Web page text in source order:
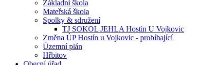
Základní škola
Mateřská škola
Spolky & sdružení
TJ SOKOL JEHLA Hostín U Vojkovic
Změna ÚP Hostín u Vojkovic - probíhající
Územní plán
Hřbitov